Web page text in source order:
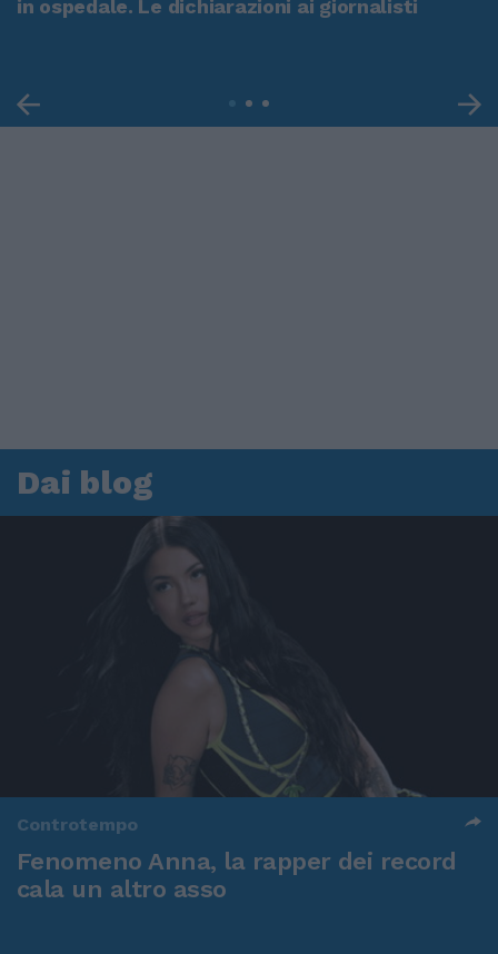
in ospedale. Le dichiarazioni ai giornalisti
Dai blog
Controtempo
Fenomeno Anna, la rapper dei record
cala un altro asso